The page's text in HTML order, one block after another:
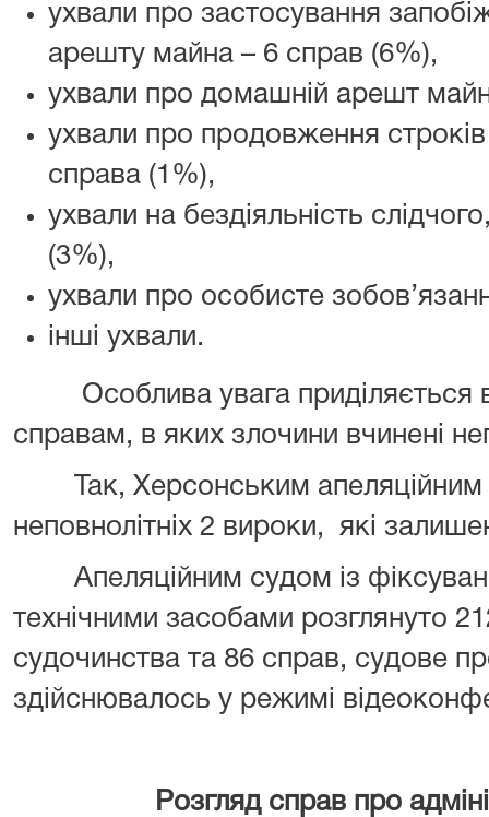
ухвали про застосування
арешту майна – 6 справ (6%),
ухвали про домашній арешт
ухвали про продовження
справа (1%),
ухвали на бездіяльність
(3%),
ухвали про особисте
інші ухвали.
Особлива увага приділяється
справам, в яких злочини вчинені
Так, Херсонським апеляційним
неповнолітніх 2 вироки, які
Апеляційним судом із
технічними засобами розглянуто
судочинства та 86 справ, судове
здійснювалось у режимі
Розгляд справ про